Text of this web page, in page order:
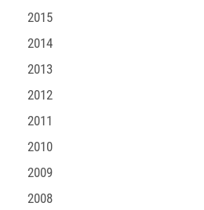
2015
2014
2013
2012
2011
2010
2009
2008